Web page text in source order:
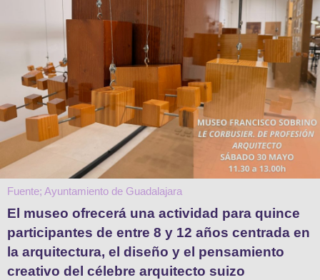
Fuente; Ayuntamiento de Guadalajara
El museo ofrecerá una actividad para quince
participantes de entre 8 y 12 años centrada en
la arquitectura, el diseño y el pensamiento
creativo del célebre arquitecto suizo